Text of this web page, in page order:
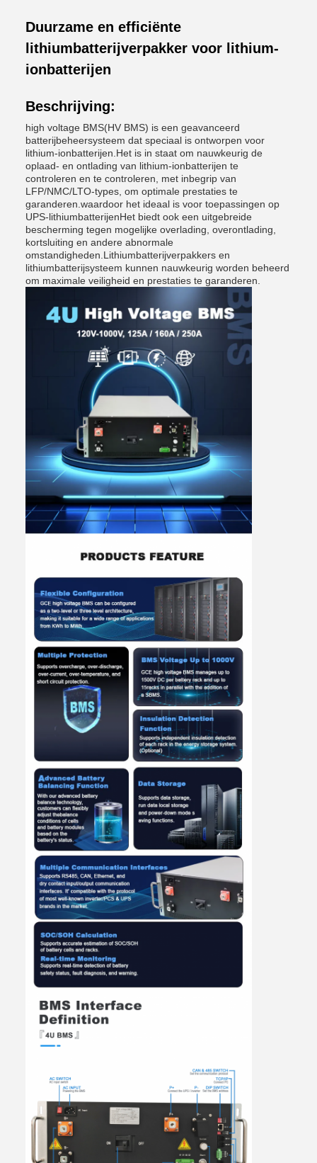
Duurzame en efficiënte
lithiumbatterijverpakker voor lithium-
ionbatterijen
Beschrijving:
high voltage BMS(HV BMS) is een geavanceerd
batterijbeheersysteem dat speciaal is ontworpen voor
lithium-ionbatterijen.Het is in staat om nauwkeurig de
oplaad- en ontlading van lithium-ionbatterijen te
controleren en te controleren, met inbegrip van
LFP/NMC/LTO-types, om optimale prestaties te
garanderen.waardoor het ideaal is voor toepassingen op
UPS-lithiumbatterijenHet biedt ook een uitgebreide
bescherming tegen mogelijke overlading, overontlading,
kortsluiting en andere abnormale
omstandigheden.Lithiumbatterijverpakkers en
lithiumbatterijsysteem kunnen nauwkeurig worden beheerd
om maximale veiligheid en prestaties te garanderen.